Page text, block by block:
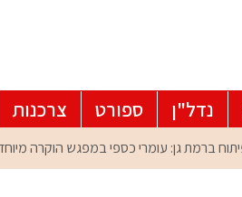
נדל"ן ספורט צרכנות